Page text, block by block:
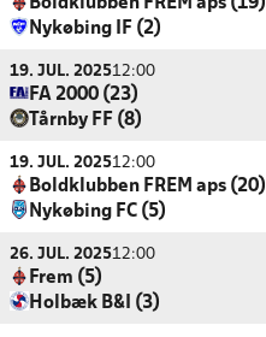
Boldklubben FREM aps (19)
Nykøbing IF (2)
19. JUL. 202512:00
FA 2000 (23)
Tårnby FF (8)
19. JUL. 202512:00
Boldklubben FREM aps (20)
Nykøbing FC (5)
26. JUL. 202512:00
Frem (5)
Holbæk B&I (3)